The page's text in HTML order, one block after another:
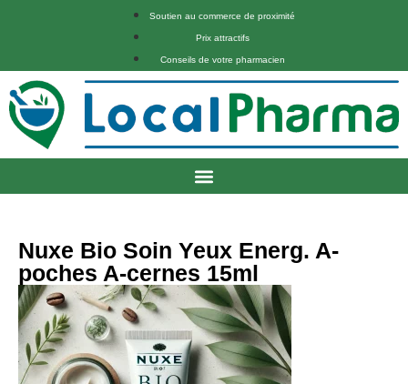
Soutien au commerce de proximité
Prix attractifs
Conseils de votre pharmacien
Nuxe Bio Soin Yeux Energ. A-
poches A-cernes 15ml